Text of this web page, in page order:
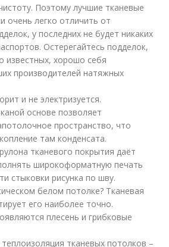
Поэтому лучшие тканевые
очень легко отличить от
у последних не будет никаких
Остерегайтесь подделок,
известных, хорошо себя
производителей натяжных
и не электризуется.
основе позволяет
пространство, что
там конденсата.
тканевого покрытия даёт
широкоформатную печать
стыковки рисунка по шву.
белом потолке? Тканевая
его наиболее точно.
плесень и грибковые
тканевых потолков –